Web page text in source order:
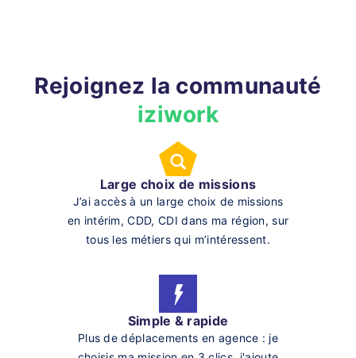
Rejoignez la communauté
iziwork
Large choix de missions
J’ai accès à un large choix de missions
en intérim, CDD, CDI dans ma région, sur
tous les métiers qui m’intéressent.
Simple & rapide
Plus de déplacements en agence : je